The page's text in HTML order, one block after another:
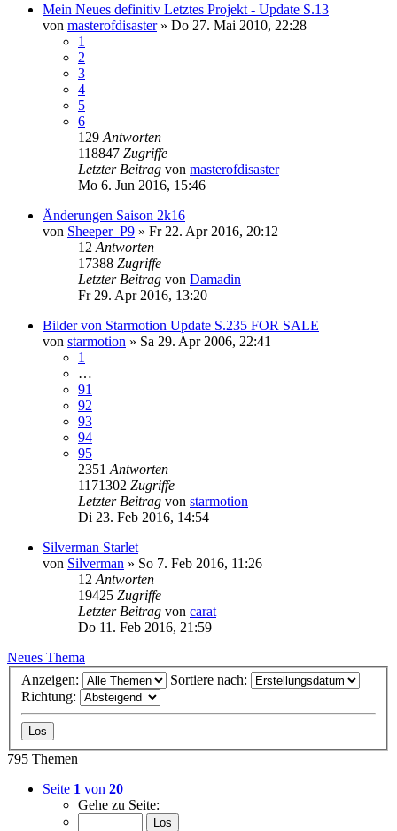
Mein Neues definitiv Letztes Projekt - Update S.13
von masterofdisaster» Do 27. Mai 2010, 22:28
1
2
3
4
5
6
129 Antworten
118847 Zugriffe
Letzter Beitrag von masterofdisaster
Mo 6. Jun 2016, 15:46
Änderungen Saison 2k16
von Sheeper_P9 » Fr 22. Apr 2016, 20:12
12 Antworten
17388 Zugriffe
Letzter Beitrag von Damadin
Fr 29. Apr 2016, 13:20
Bilder von Starmotion Update S.235 FOR SALE
von starmotion » Sa 29. Apr 2006, 22:41
1
…
91
92
93
94
95
2351 Antworten
1171302 Zugriffe
Letzter Beitrag von starmotion
Di 23. Feb 2016, 14:54
Silverman Starlet
von Silverman » So 7. Feb 2016, 11:26
12 Antworten
19425 Zugriffe
Letzter Beitrag von carat
Do 11. Feb 2016, 21:59
Neues Thema
Anzeigen:
Sortiere nach:
Richtung:
795 Themen
Seite 1 von 20
Gehe zu Seite: